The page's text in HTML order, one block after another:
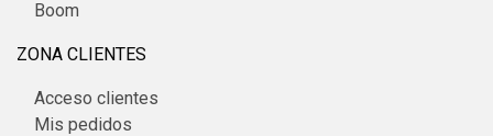
Boom
ZONA CLIENTES
Acceso clientes
Mis pedidos